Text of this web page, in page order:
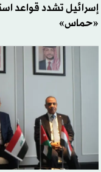
إسرائيل تشدد قواعد
«حماس»